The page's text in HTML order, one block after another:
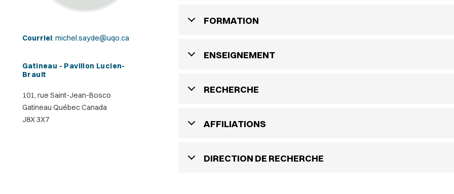
Courriel: michel.sayde@uqo.ca
Gatineau - Pavillon Lucien-
Brault
101, rue Saint-Jean-Bosco
Gatineau Québec Canada
J8X 3X7
FORMATION
ENSEIGNEMENT
RECHERCHE
AFFILIATIONS
DIRECTION DE RECHERCHE